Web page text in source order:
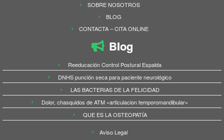
SOBRE NOSOTROS
BLOG
CONTACTA – CITA ONLINE
Blog
Reeducación Control Postural Espalda
DNHS punción seca para paciente neurológico
LAS BACTERIAS DE LA FELICIDAD
Dolor, chasquidos de ATM «articulacion temporomandibular»
QUE ES LA OSTEOPATÍA
Aviso Legal